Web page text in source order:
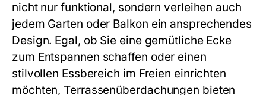
nicht nur funktional, sondern verleihen auch
jedem Garten oder Balkon ein ansprechendes
Design. Egal, ob Sie eine gemütliche Ecke
zum Entspannen schaffen oder einen
stilvollen Essbereich im Freien einrichten
möchten, Terrassenüberdachungen bieten